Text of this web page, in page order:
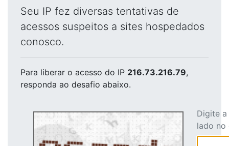
Seu IP fez diversas tentativas de
acessos suspeitos a sites hospedados
conosco.
Para liberar o acesso do IP 216.73.216.79,
responda ao desafio abaixo.
Digite
lado no